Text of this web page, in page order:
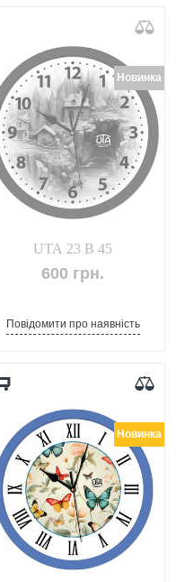
Новинка
UTA 23 B 45
600 грн.
Повідомити про наявність
Новинка